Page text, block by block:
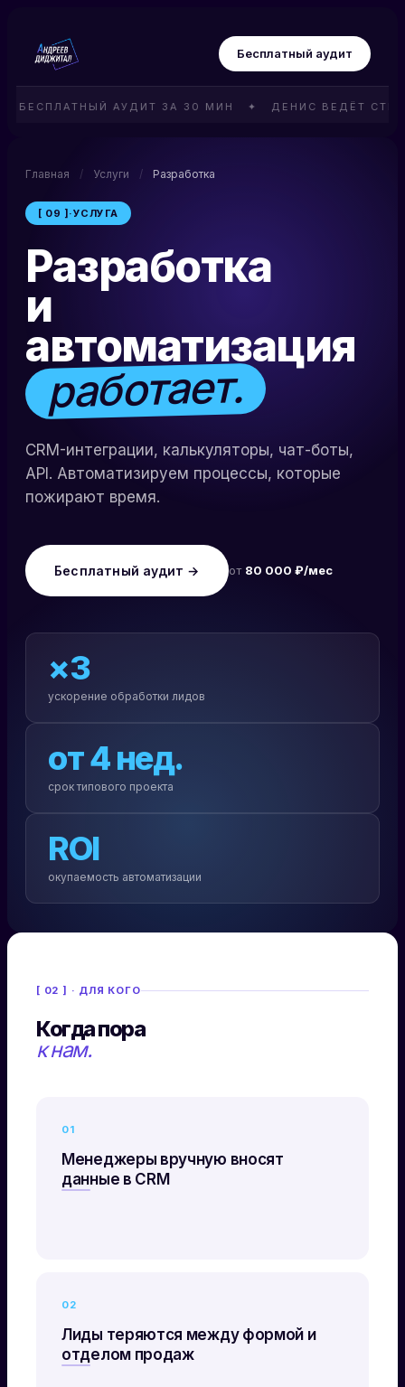
Бесплатный аудит
АУДИТ ЗА 30 МИН ✦ ДЕНИС ВЕДЁТ
Главная / Услуги / Разработка
[ 09 ] ·УСЛУГА
Разработка
и
автоматизация
работает.
CRM-интеграции, калькуляторы, чат-боты,
API. Автоматизируем процессы, которые
пожирают время.
Бесплатный аудит → от 80 000 ₽/мес
×3
ускорение обработки лидов
от 4 нед.
срок типового проекта
ROI
окупаемость автоматизации
[ 02 ] · ДЛЯ КОГО
Когда пора
к нам.
01
Менеджеры вручную вносят
данные в CRM
02
Лиды теряются между формой и
отделом продаж